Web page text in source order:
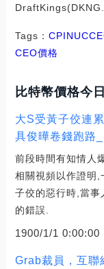
Tags： CPINUC
CEO價格
比特幣價格今
大S受黃子佼連
具俊曄卷錢跑路
前段時間有知情人
相關視頻以作證明,
子佼的惡行時,當事
的錯誤.
1900/1/1 0:00:00
Grab裁員，互聯